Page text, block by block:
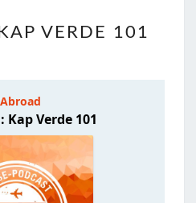
KAPVERDE 101